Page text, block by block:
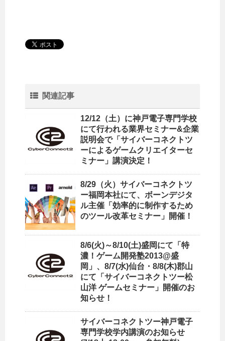
関連記事
12/12（土）に神戸電子専門学校
にて行われる業界セミナー&企業
説明会で「サイバーコネクトツ
ーによるゲームクリエイターセ
ミナー」講演決定！
8/29（火）サイバーコネクトツ
ー福岡本社にて、ボーンデジタ
ル主催「効率的に制作するため
のツール改革セミナー」開催！
8/6(火)～8/10(土)盛岡にて「特
濃！ゲーム開発塾2013@盛
岡」、8/7(水)仙台・8/8(木)郡山
にて「サイバーコネクトツー松
山洋 ゲームセミナー」開催のお
知らせ！
サイバーコネクトツー神戸電子
専門学校学内講演のお知らせ